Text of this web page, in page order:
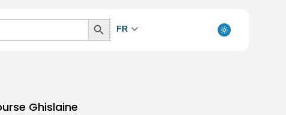
Search
Button
FR
Ghislaine